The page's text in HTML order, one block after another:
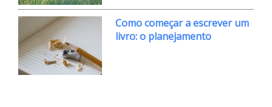
Como começar a escrever um
livro: o planejamento